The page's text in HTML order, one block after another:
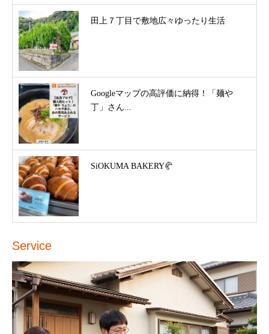
田上７丁目で敷地広々ゆったり生活
Googleマップの高評価に納得！「麺や
丁」さん...
SiOKUMA BAKERY🥐
Service